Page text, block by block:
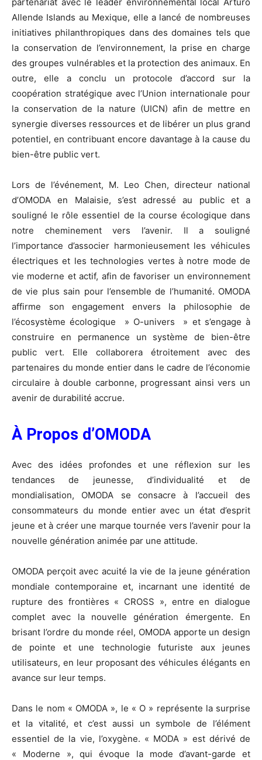
Allende Islands au Mexique, elle a lancé de nombreuses
initiatives philanthropiques dans des domaines tels que
la conservation de l’environnement, la prise en charge
des groupes vulnérables et la protection des animaux. En
outre, elle a conclu un protocole d’accord sur la
coopération stratégique avec l’Union internationale pour
la conservation de la nature (UICN) afin de mettre en
synergie diverses ressources et de libérer un plus grand
potentiel, en contribuant encore davantage à la cause du
bien-être public vert.
Lors de l’événement, M. Leo Chen, directeur national
d’OMODA en Malaisie, s’est adressé au public et a
souligné le rôle essentiel de la course écologique dans
notre cheminement vers l’avenir. Il a souligné
l’importance d’associer harmonieusement les véhicules
électriques et les technologies vertes à notre mode de
vie moderne et actif, afin de favoriser un environnement
de vie plus sain pour l’ensemble de l’humanité. OMODA
affirme son engagement envers la philosophie de
l’écosystème écologique » O-univers » et s’engage à
construire en permanence un système de bien-être
public vert. Elle collaborera étroitement avec des
partenaires du monde entier dans le cadre de l’économie
circulaire à double carbonne, progressant ainsi vers un
avenir de durabilité accrue.
À Propos d’OMODA
Avec des idées profondes et une réflexion sur les
tendances de jeunesse, d’individualité et de
mondialisation, OMODA se consacre à l’accueil des
consommateurs du monde entier avec un état d’esprit
jeune et à créer une marque tournée vers l’avenir pour la
nouvelle génération animée par une attitude.
OMODA perçoit avec acuité la vie de la jeune génération
mondiale contemporaine et, incarnant une identité de
rupture des frontières « CROSS », entre en dialogue
complet avec la nouvelle génération émergente. En
brisant l’ordre du monde réel, OMODA apporte un design
de pointe et une technologie futuriste aux jeunes
utilisateurs, en leur proposant des véhicules élégants en
avance sur leur temps.
Dans le nom « OMODA », le « O » représente la surprise
et la vitalité, et c’est aussi un symbole de l’élément
essentiel de la vie, l’oxygène. « MODA » est dérivé de
« Moderne », qui évoque la mode d’avant-garde et